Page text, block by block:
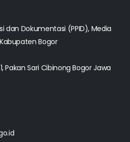
dan Dokumentasi (PPID), Media
Bogor
Pakan Sari Cibinong Bogor Jawa